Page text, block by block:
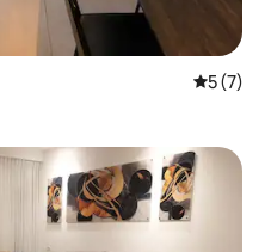
Średnia
5 (7)